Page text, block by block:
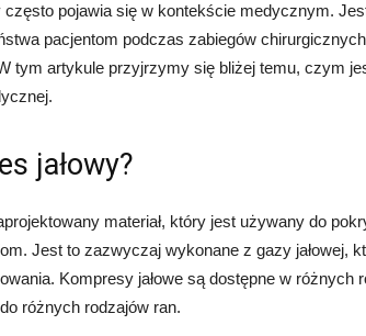
często pojawia się w kontekście medycznym.
pacjentom podczas zabiegów
tym artykule przyjrzymy się bliżej temu, czym
jałowy?
materiał, który jest używany do
Jest to zazwyczaj wykonane z gazy jałowej,
Kompresy jałowe są dostępne w różnych
różnych rodzajów ran.